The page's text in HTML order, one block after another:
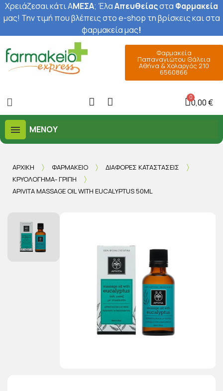
Χρειάζεσαι κάτι ΑΜΕΣΑ; ΈλαΑπευθείαςστα Φαρμακεία
μας! Την τιμή που βλέπεις στο e-shop τη βρίσκεις και στα
φαρμακεία μας!
Φαρμακεία
Παπαναγιώτου Θάλεια
Αθήνα & Χολαργός 210
6560866
0,00 €
ΜΕΝΟΎ
ΑΡΧΙΚΉ ΦΑΡΜΑΚΕΊΟ
ΔΙΆΦΟΡΕΣ ΚΑΤΑΣΤΆΣΕΙΣ
ΚΡΥΟΛΌΓΗΜΑ- ΓΡΊΠΗ
APIVITA MASSAGE OIL WITH EUCALYPTUS 50ML